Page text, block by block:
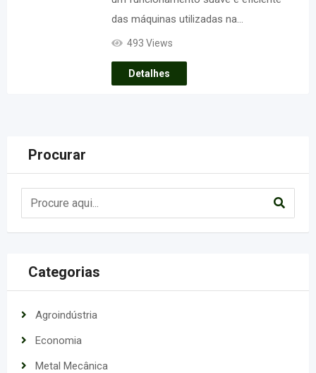
das máquinas utilizadas na…
493 Views
Detalhes
Procurar
Categorias
Agroindústria
Economia
Metal Mecânica